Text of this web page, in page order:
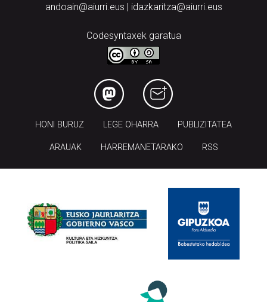
andoain@aiurri.eus | idazkaritza@aiurri.eus
Codesyntaxek garatua
HONI BURUZ LEGE OHARRA PUBLIZITATEA
ARAUAK HARREMANETARAKO RSS